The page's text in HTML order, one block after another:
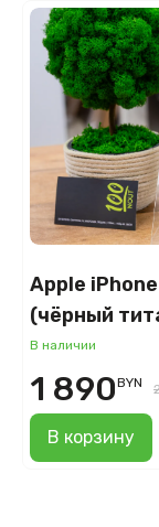
Apple
(чёрный
В наличии
В корзину
1 890BYN